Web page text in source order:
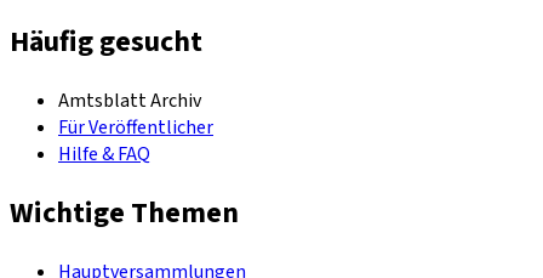
Häufig gesucht
Amtsblatt Archiv
Für Veröffentlicher
Hilfe & FAQ
Wichtige Themen
Hauptversammlungen